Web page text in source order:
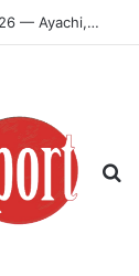
Championnats du monde U-20, Oregon-2026 — Ayachi, Dissa, Touahria et Ghezali en finale